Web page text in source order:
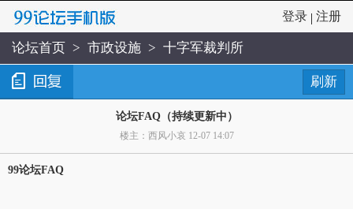
登录 | 注册
论坛首页 > 市政设施 > 十字军裁判所
刷新
论坛FAQ（持续更新中）
楼主：西风小哀 12-07 14:07
99论坛FAQ